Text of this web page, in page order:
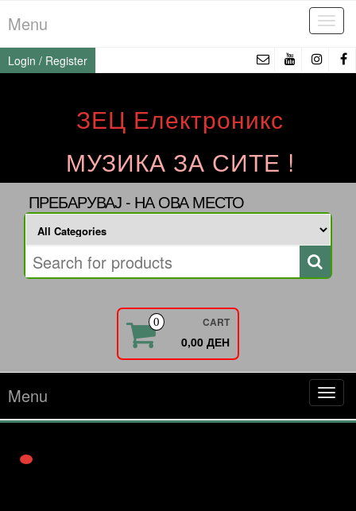
to
the
content
Menu
Login / Register
ЗЕЦ Електроникс
МУЗИКА ЗА СИТЕ !
ПРЕБАРУВАЈ - НА ОВА МЕСТО
0 CART
0,00 ДЕН
Menu